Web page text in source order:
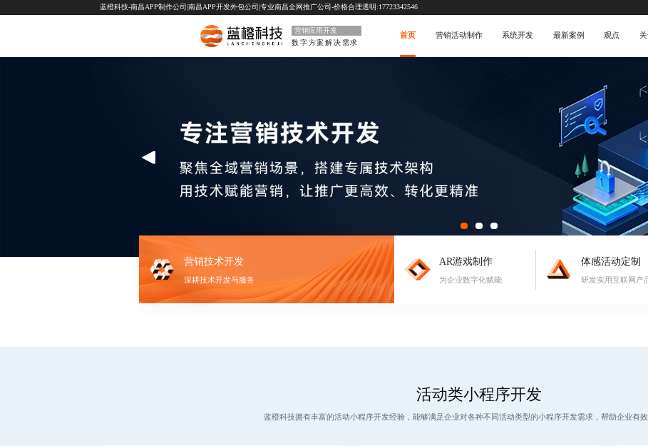
蓝橙科技-南昌APP制作公司|南昌APP开发外包公司|专业南昌全网推广公司-价格合理透明:17723342546
营销应用开发
数字方案解决需求
首页 营销活动制作 系统开发 最新案例 观点
营销技术开发
深耕技术开发与服务
AR游戏制作
为企业数字化赋能
体感活动定制
研发实用互联网产
活动类小程序开发
蓝橙科技拥有丰富的活动小程序开发经验，能够满足企业对各种不同活动类型的小程序开发需求，帮助企业有